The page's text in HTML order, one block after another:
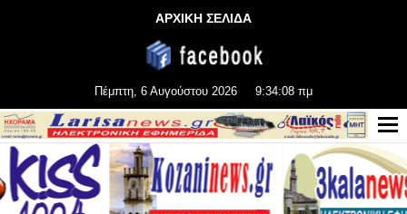
ΑΡΧΙΚΗ ΣΕΛΙΔΑ
Πέμπτη, 6 Αυγούστου 2026 9:34:08 πμ